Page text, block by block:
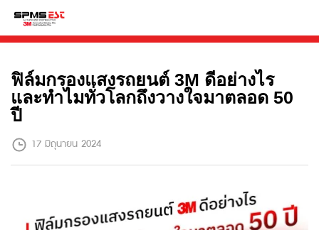
ฟิล์มกรองแสงรถยนต์ 3M ดีอย่างไร
และทำไมทั่วโลกถึงวางใจมาตลอด 50
ปี
17 มิถุนายน 2024